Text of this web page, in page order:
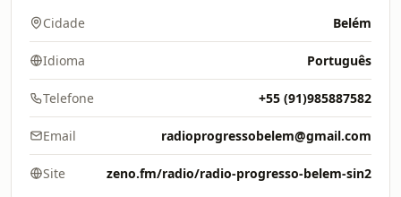
Cidade Belém
Idioma Português
Telefone +55 (91)985887582
Email radioprogressobelem@gmail.com
Site zeno.fm/radio/radio-progresso-belem-sin2